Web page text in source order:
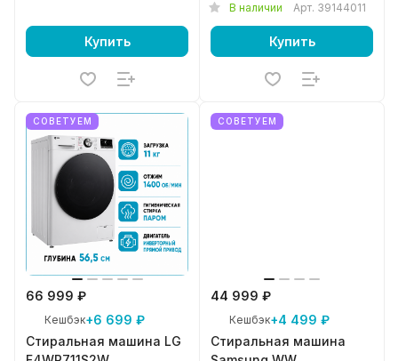
Купить
В наличии Арт. 39144011
Купить
СОВЕТУЕМ
66 999 ₽
Кешбэк+6 699 ₽
Стиральная машина LG
СОВЕТУЕМ
44 999 ₽
Кешбэк+4 499 ₽
Стиральная машина